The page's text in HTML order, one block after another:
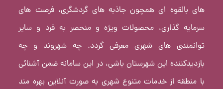
های بالقوه ای همچون جاذبه های گردشگری، فرصت های
سرمایه گذاری، محصولات ویژه و منحصر به فرد و سایر
توانمندی های شهری معرفی گردد. چه شهروند و چه
بازدیدکننده این شهرستان باشی، در این سامانه ضمن آشنائی
با منطقه از خدمات متنوع شهری به صورت آنلاین بهره مند